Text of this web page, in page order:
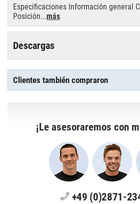
Especificaciones Información general
Posición...más
Descargas
Clientes también compraron
¡Le asesoraremos con
+49 (0)2871-